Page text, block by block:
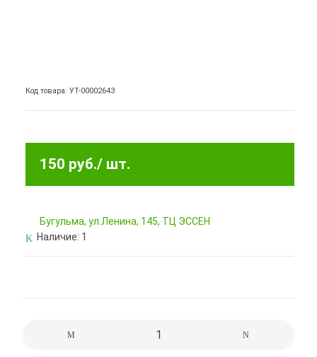
Код товара: УТ-00002643
150 руб./ шт.
Бугульма, ул.Ленина, 145, ТЦ ЭССЕН
Наличие: 1